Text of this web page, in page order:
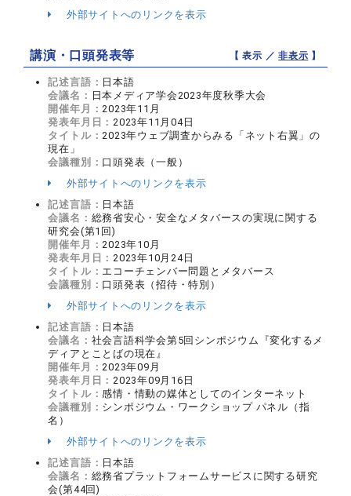
外部サイトへのリンクを表示
講演・口頭発表等 【 表示 ／非表示 】
記述言語： 日本語
会議名： 日本メディア学会2023年度秋季大会
開催年月：2023年11月
発表年月日：2023年11月04日
タイトル：2023年ウェブ調査からみる「ネット右翼」の
現在」
会議種別： 口頭発表（一般）
外部サイトへのリンクを表示
記述言語： 日本語
会議名： 総務省安心・安全なメタバースの実現に関する
研究会(第1回)
開催年月：2023年10月
発表年月日：2023年10月24日
タイトル： エコーチェンバー問題とメタバース
会議種別： 口頭発表（招待・特別）
外部サイトへのリンクを表示
記述言語： 日本語
会議名： 社会言語科学会第5回シンポジウム『変化するメ
ディアとことばの現在』
開催年月：2023年09月
発表年月日：2023年09月16日
タイトル：感情・情動の媒体としてのインターネット
会議種別： シンポジウム・ワークショップ パネル（指
名）
外部サイトへのリンクを表示
記述言語： 日本語
会議名： 総務省プラットフォームサービスに関する研究
会(第44回)